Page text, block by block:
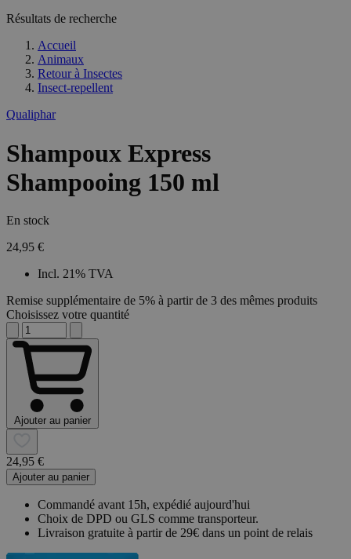
Résultats de recherche
Accueil
Animaux
Retour à Insectes
Insect-repellent
Qualiphar
Shampoux Express
Shampooing 150 ml
En stock
24,95 €
Incl. 21% TVA
Remise supplémentaire de 5% à partir de 3 des mêmes produits
Choisissez votre quantité
Ajouter au panier
24,95 €
Ajouter au panier
Commandé avant 15h, expédié aujourd'hui
Choix de DPD ou GLS comme transporteur.
Livraison gratuite à partir de 29€ dans un point de relais